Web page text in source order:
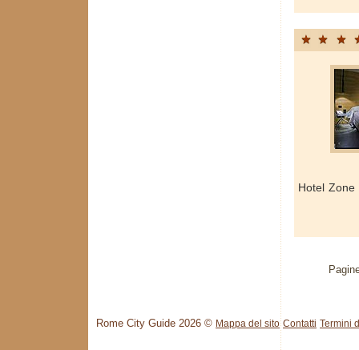
Hotel
Rome City Guide 2026 © Mappa del sito Contatti Termini